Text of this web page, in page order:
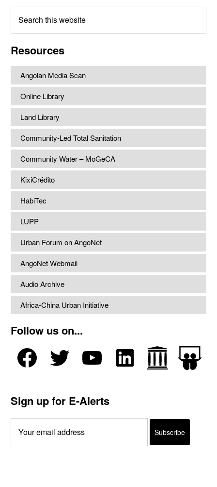
this
Resources
Angolan Media Scan
Online Library
Land Library
Community-Led Total Sanitation
Community Water – MoGeCA
KixiCrédito
HabiTec
LUPP
Urban Forum on AngoNet
AngoNet Webmail
Audio Archive
Africa-China Urban Initiative
Follow us on...
Sign up for E-Alerts